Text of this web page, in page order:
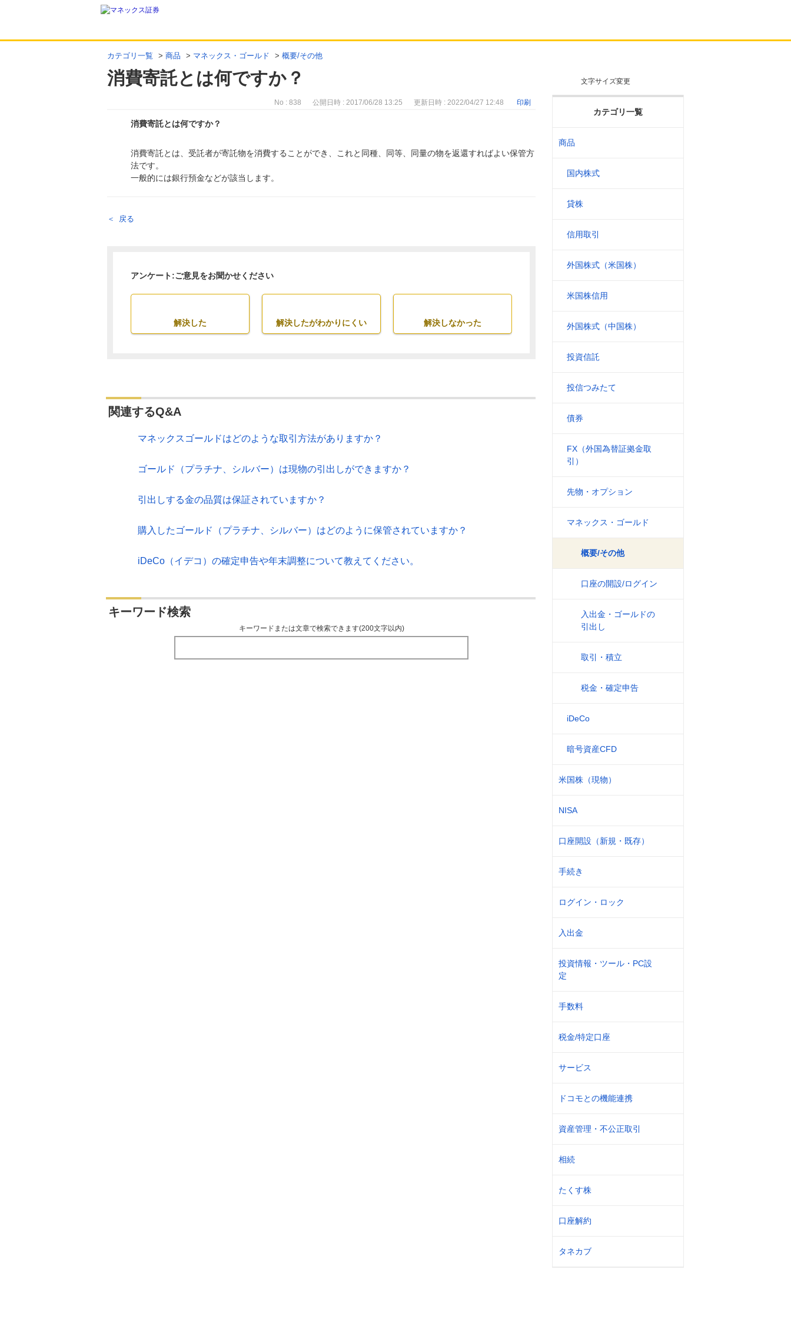
カテゴリ一覧 > 商品 > マネックス・ゴールド > 概要/その他
消費寄託とは何ですか？ 文字サイズ変更
カテゴリ一覧
商品
国内株式
貸株
信用取引
外国株式（米国株）
米国株信用
外国株式（中国株）
投資信託
投信つみたて
債券
FX（外国為替証拠金取
引）
先物・オプション
マネックス・ゴールド
概要/その他
口座の開設/ログイン
入出金・ゴールドの
引出し
取引・積立
税金・確定申告
iDeCo
暗号資産CFD
米国株（現物）
NISA
口座開設（新規・既存）
手続き
ログイン・ロック
入出金
投資情報・ツール・PC設
定
手数料
税金/特定口座
サービス
ドコモとの機能連携
資産管理・不公正取引
相続
たくす株
口座解約
タネカブ
No : 838 公開日時 : 2017/06/28 13:25 更新日時 : 2022/04/27 12:48 印刷
消費寄託とは何ですか？
回答
消費寄託とは、受託者が寄託物を消費することができ、これと同種、同等、同量の物を返還すればよい保管方
法です。
一般的には銀行預金などが該当します。
戻る
アンケート:ご意見をお聞かせください
解決した 解決したがわかりにくい 解決しなかった
関連するQ&A
マネックスゴールドはどのような取引方法がありますか？
ゴールド（プラチナ、シルバー）は現物の引出しができますか？
引出しする金の品質は保証されていますか？
購入したゴールド（プラチナ、シルバー）はどのように保管されていますか？
iDeCo（イデコ）の確定申告や年末調整について教えてください。
キーワード検索
キーワードまたは文章で検索できます(200文字以内)